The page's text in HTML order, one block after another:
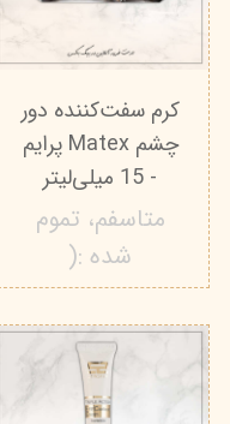
کرم سفت‌کننده دور
چشم Matex پرایم
- 15 میلی‌لیتر
متاسفم، تموم
شده :(